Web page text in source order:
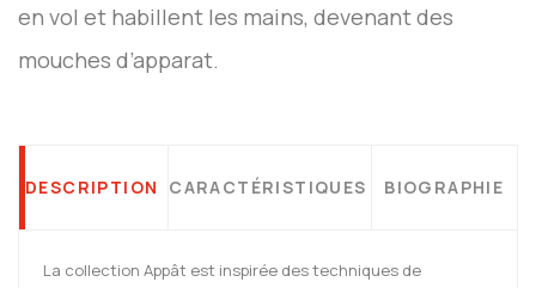
en vol et habillent les mains, devenant des
mouches d’apparat.
DESCRIPTION CARACTÉRISTIQUES BIOGRAPHIE
La collection Appât est inspirée des techniques de